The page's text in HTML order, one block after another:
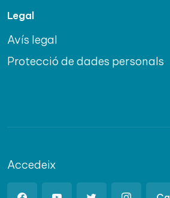
Legal
Avís legal
Protecció de dades personals
Accedeix